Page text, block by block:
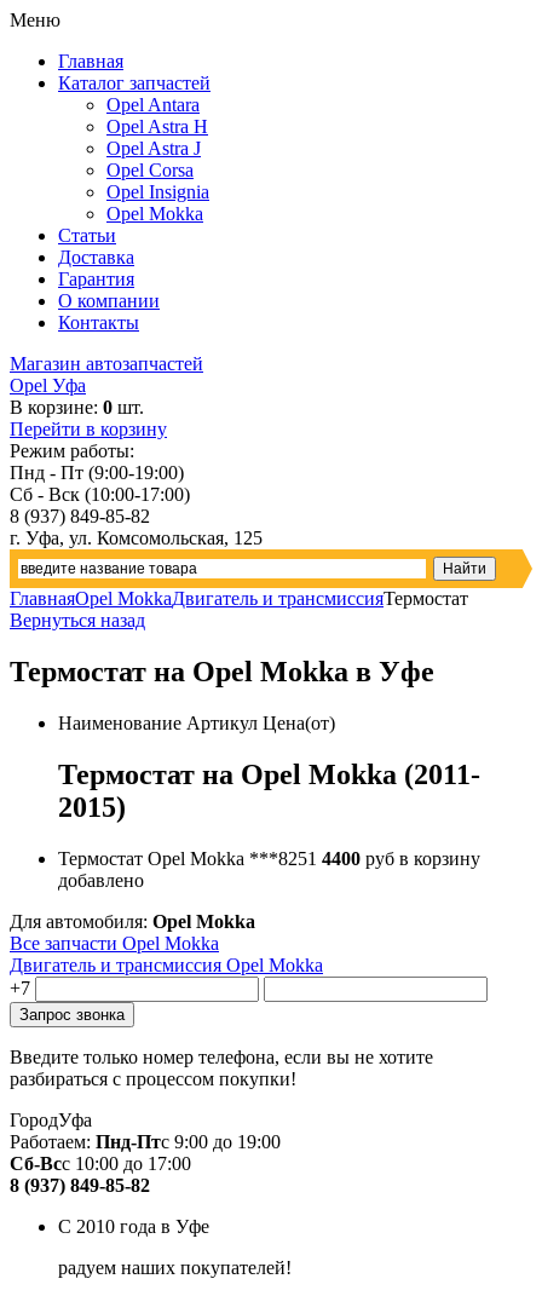
Меню
Главная
Каталог запчастей
Opel Antara
Opel Astra H
Opel Astra J
Opel Corsa
Opel Insignia
Opel Mokka
Статьи
Доставка
Гарантия
О компании
Контакты
Магазин автозапчастей
Opel Уфа
В корзине: 0 шт.
Перейти в корзину
Режим работы:
Пнд - Пт (9:00-19:00)
Сб - Вск (10:00-17:00)
8 (937) 849-85-82
г. Уфа, ул. Комсомольская, 125
ГлавнаяOpel MokkaДвигатель и трансмиссияТермостат
Вернуться назад
Термостат на Opel Mokka в Уфе
Наименование Артикул Цена(от)
Термостат на Opel Mokka (2011-
2015)
Термостат Opel Mokka ***8251 4400 руб в корзину
добавлено
Для автомобиля: Opel Mokka
Все запчасти Opel Mokka
Двигатель и трансмиссия Opel Mokka
+7
Введите только номер телефона, если вы не хотите
разбираться с процессом покупки!
ГородУфа
Работаем: Пнд-Птс 9:00 до 19:00
Сб-Всс 10:00 до 17:00
8 (937) 849-85-82
С 2010 года в Уфе
радуем наших покупателей!